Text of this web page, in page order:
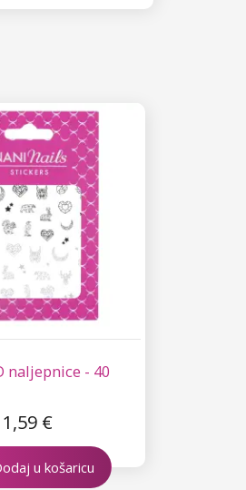
naljepnice - 40
1,59 €
u košaricu